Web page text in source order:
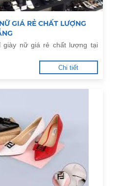
GIÁ RẺ CHẤT LƯỢNG
giày nữ giá rẻ chất lượng tại
Chi tiết